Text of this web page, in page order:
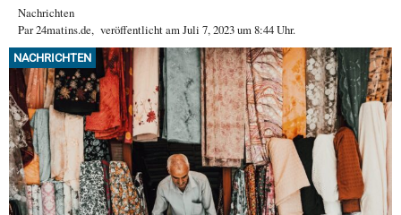
Nachrichten
Par24matins.de, veröffentlicht amJuli 7, 2023um 8:44 Uhr.
NACHRICHTEN